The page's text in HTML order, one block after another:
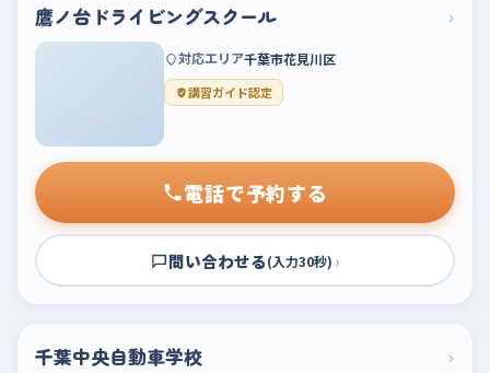
鷹ノ台ドライビングスクール ›
対応エリア千葉市花見川区
講習ガイド認定
電話で予約する
問い合わせる(入力30秒) ›
千葉中央自動車学校 ›